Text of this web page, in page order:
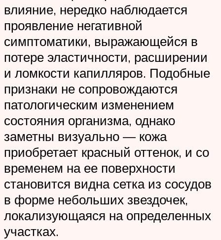
влияние, нередко наблюдается
проявление негативной
симптоматики, выражающейся в
потере эластичности, расширении
и ломкости капилляров. Подобные
признаки не сопровождаются
патологическим изменением
состояния организма, однако
заметны визуально — кожа
приобретает красный оттенок, и со
временем на ее поверхности
становится видна сетка из сосудов
в форме небольших звездочек,
локализующаяся на определенных
участках.